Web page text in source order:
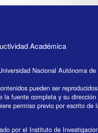
Académica
Nacional Autónoma
pueden ser
la fuente completa y su dirección
permiso previo por escrito de
por el Instituto de